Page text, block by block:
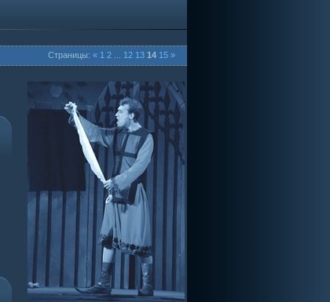
Страницы: « 1 2 12 13 14 15 »